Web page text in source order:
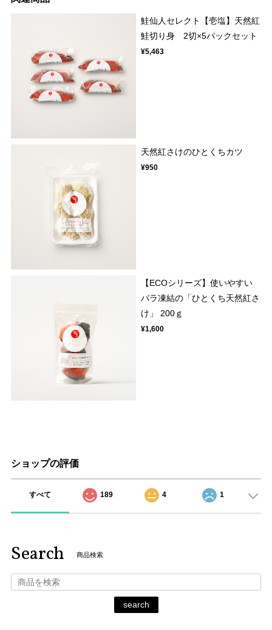
鮭仙人セレクト【壱塩】天然紅
鮭切り身 2切×5パックセット
¥5,463
天然紅さけのひとくちカツ
¥950
【ECOシリーズ】使いやすい
バラ凍結の「ひとくち天然紅さ
け」 200ｇ
¥1,600
ショップの評価
すべて 189 4 1
Search 商品検索
search